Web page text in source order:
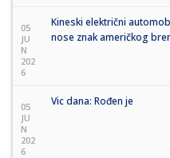
05
JU
N
202
6
Kineski električni
nose znak američkog
05
JU
N
202
6
Vic dana: Rođen je